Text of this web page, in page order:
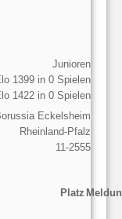
Junioren
1399 in 0 Spielen
1422 in 0 Spielen
Eckelsheim
Rheinland-Pfalz
11-2555
Platz